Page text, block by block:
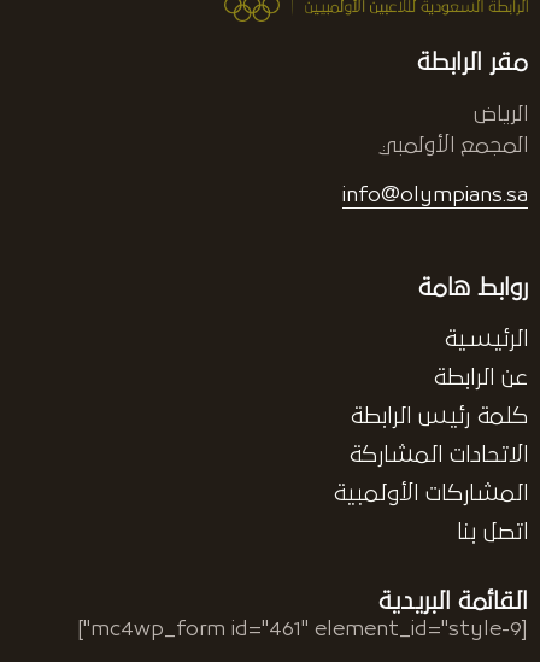
مقر الرابطة
الرياض
المجمع الأولمبي
info@olympians.sa
روابط هامة
الرئيسية
عن الرابطة
كلمة رئيس الرابطة
الاتحادات المشاركة
المشاركات الأولمبية
اتصل بنا
القائمة البريدية